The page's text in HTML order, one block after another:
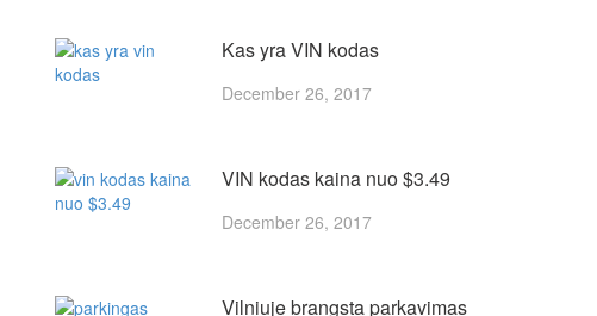
Kas yra VIN kodas
December 26, 2017
VIN kodas kaina nuo $3.49
December 26, 2017
Vilniuje brangsta parkavimas